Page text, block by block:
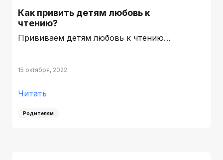
Как привить детям любовь к
чтению?
Прививаем детям любовь к чтению…
15 октября, 2022
Читать
Родителям